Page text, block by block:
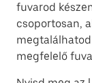
fuvarod
csoportosan,
megfelelő